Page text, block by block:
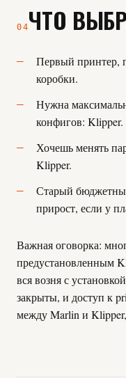
04ЧТО
Первый принтер,
коробки.
Нужна
конфигов: Klipper.
Хочешь менять
Klipper.
Старый
прирост, если у
Важная оговорка:
предустановленным
вся возня с
закрыты, и доступ к
между Marlin и